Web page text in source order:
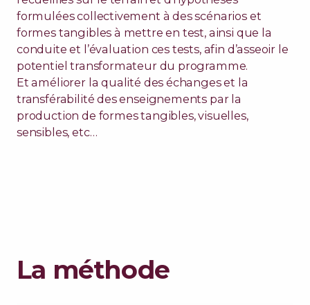
formulées collectivement à des scénarios et
formes tangibles à mettre en test, ainsi que la
conduite et l’évaluation ces tests, afin d’asseoir le
potentiel transformateur du programme.
Et améliorer la qualité des échanges et la
transférabilité des enseignements par la
production de formes tangibles, visuelles,
sensibles, etc…
La méthode